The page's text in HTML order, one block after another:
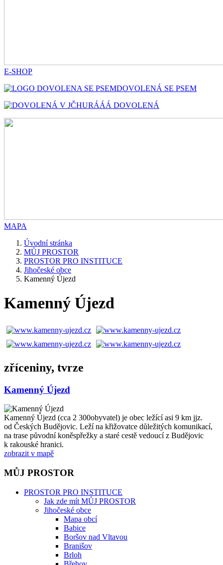
E-SHOP
DOVOLENÁ SE PSEM
HURÁÁÁ DOVOLENÁ
MAPA
Úvodní stránka
MŮJ PROSTOR
PROSTOR PRO INSTITUCE
Jihočeské obce
Kamenný Újezd
Kamenný Újezd
zříceniny, tvrze
Kamenný Újezd
Kamenný Újezd (cca 2 300obyvatel) je obec ležící asi 9 km jjz.
od Českých Budějovic. Leží na křižovatce důležitých komunikací,
na trase původní koněspřežky a staré cestě vedoucí z Budějovic
k rakouské hranici.
zobrazit v mapě
MŮJ PROSTOR
PROSTOR PRO INSTITUCE
Jak zde mít MŮJ PROSTOR
Jihočeské obce
Mapa obcí
Babice
Boršov nad Vltavou
Branišov
Brloh